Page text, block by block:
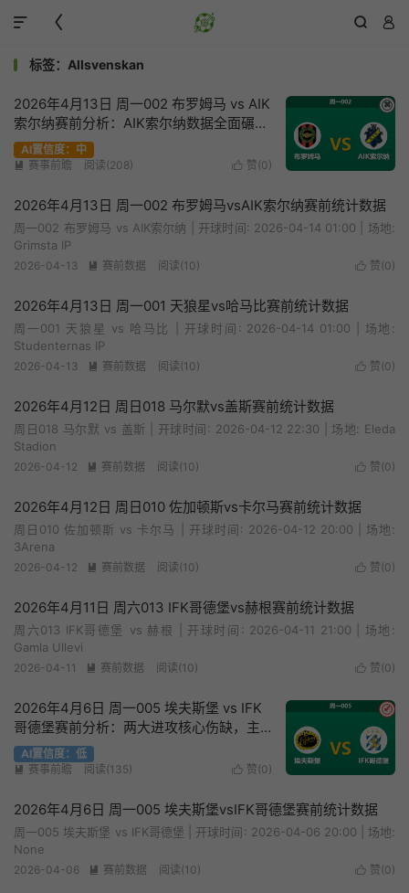
  

标签：Allsvenskan
✖
2026年4月13日 周一002 布罗姆马 vs AIK
索尔纳赛前分析：AIK索尔纳数据全面碾
压，客场强势让步是否合理？
AI置信度：中
 赞(0)
 赛事前瞻 阅读(208)
2026年4月13日 周一002 布罗姆马vsAIK索尔纳赛前统计数据
周一002 布罗姆马 vs AIK索尔纳 | 开球时间: 2026-04-14 01:00 | 场地:
Grimsta IP
 赞(0)
2026-04-13  赛前数据 阅读(10)
2026年4月13日 周一001 天狼星vs哈马比赛前统计数据
周一001 天狼星 vs 哈马比 | 开球时间: 2026-04-14 01:00 | 场地:
Studenternas IP
 赞(0)
2026-04-13  赛前数据 阅读(10)
2026年4月12日 周日018 马尔默vs盖斯赛前统计数据
周日018 马尔默 vs 盖斯 | 开球时间: 2026-04-12 22:30 | 场地: Eleda
Stadion
 赞(0)
2026-04-12  赛前数据 阅读(10)
2026年4月12日 周日010 佐加顿斯vs卡尔马赛前统计数据
周日010 佐加顿斯 vs 卡尔马 | 开球时间: 2026-04-12 20:00 | 场地:
3Arena
 赞(0)
2026-04-12  赛前数据 阅读(10)
2026年4月11日 周六013 IFK哥德堡vs赫根赛前统计数据
周六013 IFK哥德堡 vs 赫根 | 开球时间: 2026-04-11 21:00 | 场地:
Gamla Ullevi
 赞(0)
2026-04-11  赛前数据 阅读(10)
✔
2026年4月6日 周一005 埃夫斯堡 vs IFK
哥德堡赛前分析：两大进攻核心伤缺，主
队让步是否过于托大？
AI置信度：低
 赞(0)
 赛事前瞻 阅读(135)
2026年4月6日 周一005 埃夫斯堡vsIFK哥德堡赛前统计数据
周一005 埃夫斯堡 vs IFK哥德堡 | 开球时间: 2026-04-06 20:00 | 场地:
None
 赞(0)
2026-04-06  赛前数据 阅读(10)